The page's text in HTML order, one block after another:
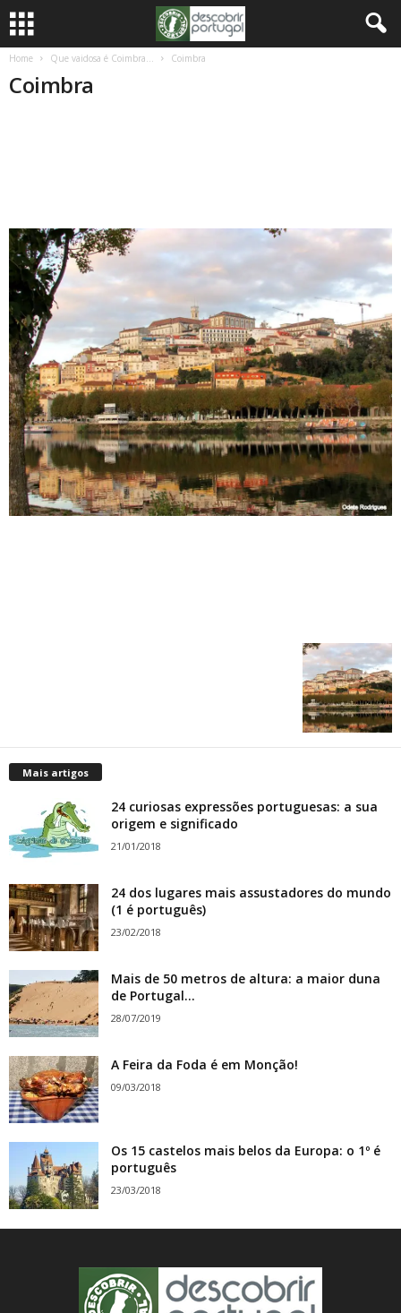
Home Que vaidosa é Coimbra… Coimbra
Coimbra
Mais artigos
24 curiosas expressões portuguesas: a sua
origem e significado
21/01/2018
24 dos lugares mais assustadores do mundo
(1 é português)
23/02/2018
Mais de 50 metros de altura: a maior duna
de Portugal...
28/07/2019
A Feira da Foda é em Monção!
09/03/2018
Os 15 castelos mais belos da Europa: o 1º é
português
23/03/2018